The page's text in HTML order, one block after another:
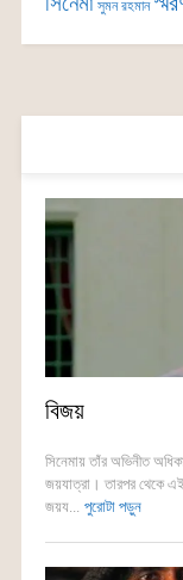
সুমন রহমান
বিজয়
সিনেমায় তাঁর অভিনীত
জয়যাত্রা। তারপর থেকে
জয়য... পুরোটা পড়ুন